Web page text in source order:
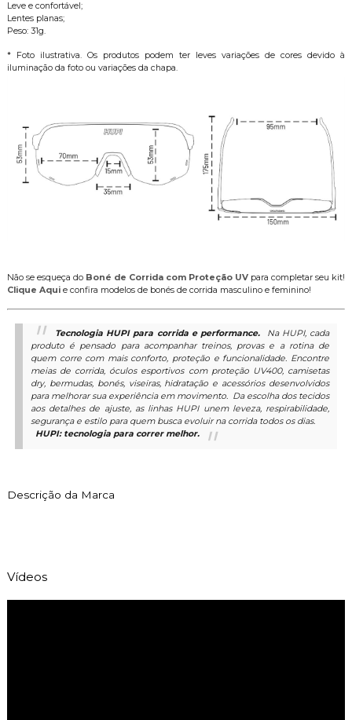
Leve e confortável;
Lentes planas;
Peso: 31g.
* Foto ilustrativa. Os produtos podem ter leves variações de cores devido à
iluminação da foto ou variações da chapa.
Não se esqueça do Boné de Corrida com Proteção UV para completar seu kit!
Clique Aqui e confira modelos de bonés de corrida masculino e feminino!
Tecnologia HUPI para corrida e performance.
Na HUPI, cada
produto é pensado para acompanhar treinos, provas e a rotina de
quem corre com mais conforto, proteção e funcionalidade. Encontre
meias de corrida, óculos esportivos com proteção UV400, camisetas
dry, bermudas, bonés, viseiras, hidratação e acessórios desenvolvidos
para melhorar sua experiência em movimento. Da escolha dos tecidos
aos detalhes de ajuste, as linhas HUPI unem leveza, respirabilidade,
segurança e estilo para quem busca evoluir na corrida todos os dias.
HUPI: tecnologia para correr melhor.
Descrição da Marca
Vídeos